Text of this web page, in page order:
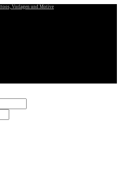
Vorlagen und Motive